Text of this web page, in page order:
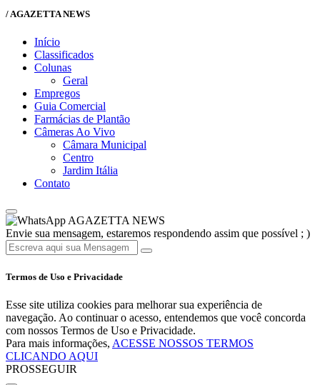
/ AGAZETTA NEWS
Início
Classificados
Colunas
Geral
Empregos
Guia Comercial
Farmácias de Plantão
Câmeras Ao Vivo
Câmara Municipal
Centro
Jardim Itália
Contato
AGAZETTA NEWS
Envie sua mensagem, estaremos respondendo assim que possível ; )
Termos de Uso e Privacidade
Esse site utiliza cookies para melhorar sua experiência de
navegação. Ao continuar o acesso, entendemos que você concorda
com nossos Termos de Uso e Privacidade.
Para mais informações, ACESSE NOSSOS TERMOS
CLICANDO AQUI
PROSSEGUIR